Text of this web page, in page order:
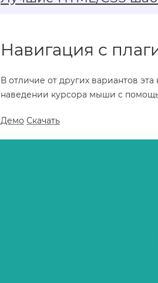
Навигация с
В отличие от других вариантов
наведении курсора мыши с
Демо Скачать